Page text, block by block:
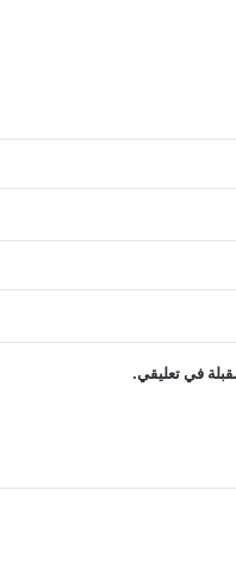
في تعليقي.